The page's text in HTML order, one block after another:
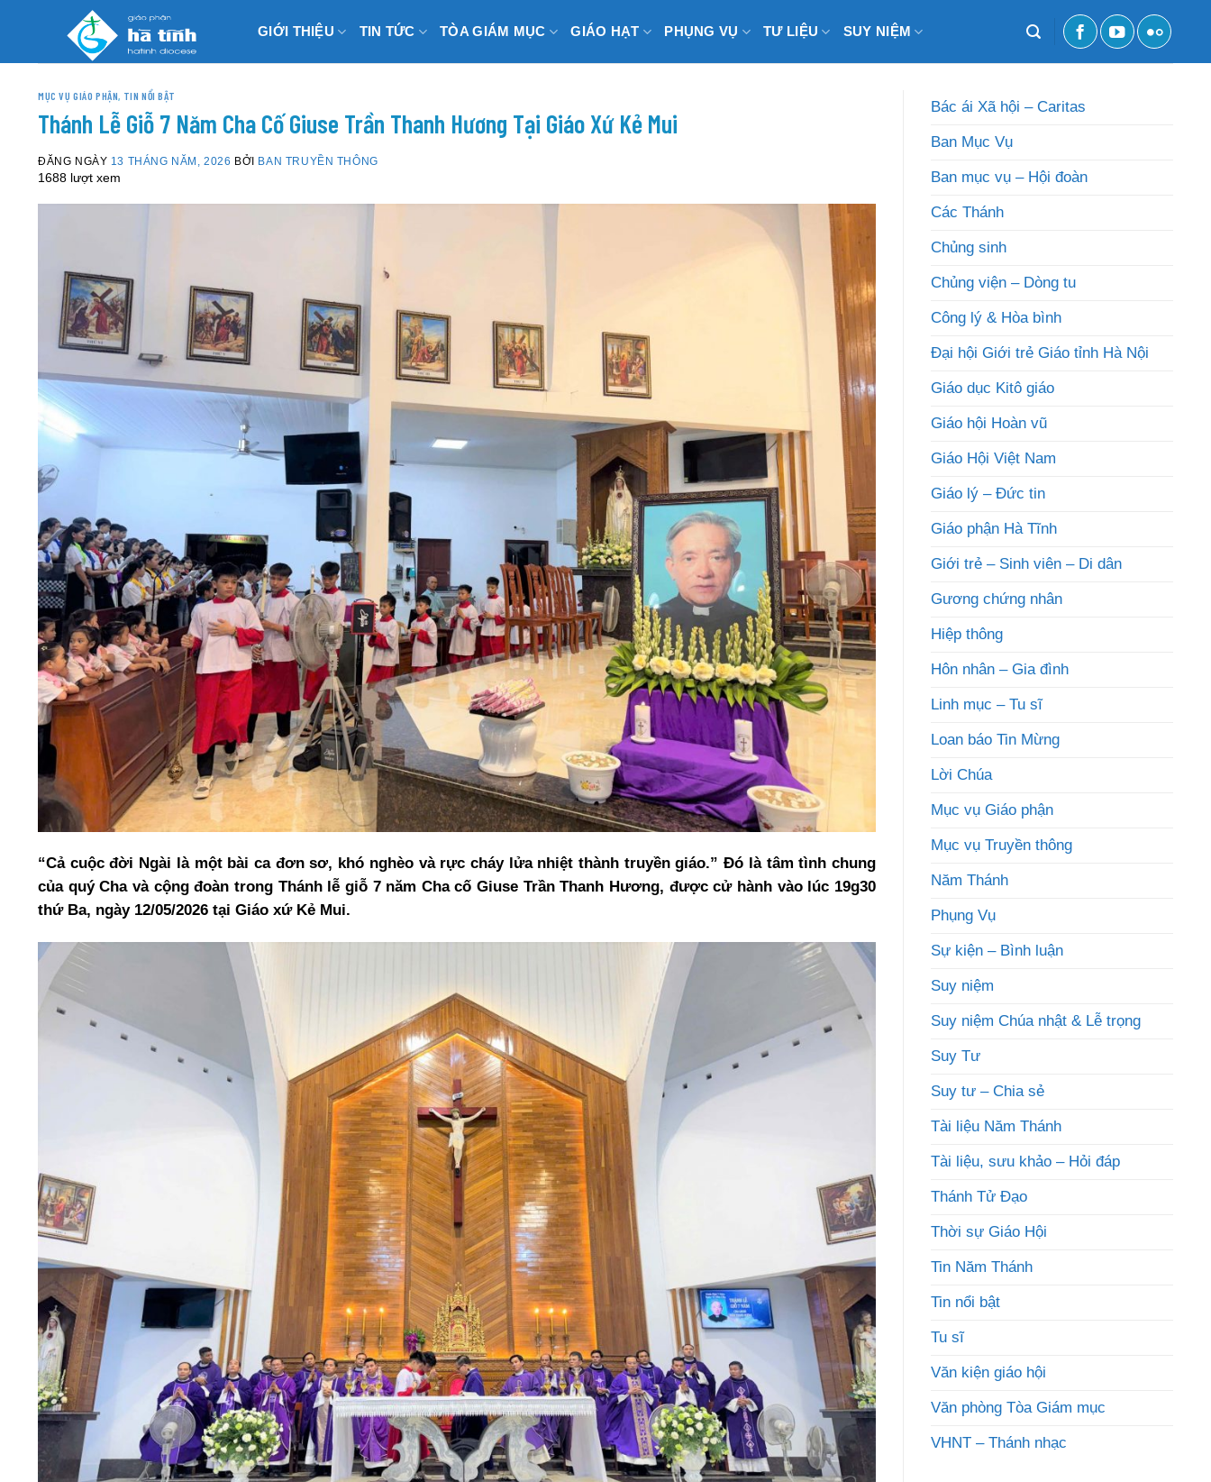
GIỚI THIỆU TIN TỨC TÒA GIÁM MỤC GIÁO HẠT PHỤNG VỤ TƯ LIỆU SUY NIỆM
MỤC VỤ GIÁO PHẬN, TIN NỔI BẬT
Thánh Lễ Giỗ 7 Năm Cha Cố Giuse Trần Thanh Hương Tại Giáo Xứ Kẻ Mui
ĐĂNG NGÀY 13 THÁNG NĂM, 2026 BỞI BAN TRUYỀN THÔNG
1688 lượt xem
“Cả cuộc đời Ngài là một bài ca đơn sơ, khó nghèo và rực cháy lửa nhiệt thành truyền giáo.” Đó là tâm tình chung
của quý Cha và cộng đoàn trong Thánh lễ giỗ 7 năm Cha cố Giuse Trần Thanh Hương, được cử hành vào lúc 19g30
thứ Ba, ngày 12/05/2026 tại Giáo xứ Kẻ Mui.
Bác ái Xã hội – Caritas
Ban Mục Vụ
Ban mục vụ – Hội đoàn
Các Thánh
Chủng sinh
Chủng viện – Dòng tu
Công lý & Hòa bình
Đại hội Giới trẻ Giáo tỉnh Hà Nội
Giáo dục Kitô giáo
Giáo hội Hoàn vũ
Giáo Hội Việt Nam
Giáo lý – Đức tin
Giáo phận Hà Tĩnh
Giới trẻ – Sinh viên – Di dân
Gương chứng nhân
Hiệp thông
Hôn nhân – Gia đình
Linh mục – Tu sĩ
Loan báo Tin Mừng
Lời Chúa
Mục vụ Giáo phận
Mục vụ Truyền thông
Năm Thánh
Phụng Vụ
Sự kiện – Bình luận
Suy niệm
Suy niệm Chúa nhật & Lễ trọng
Suy Tư
Suy tư – Chia sẻ
Tài liệu Năm Thánh
Tài liệu, sưu khảo – Hỏi đáp
Thánh Tử Đạo
Thời sự Giáo Hội
Tin Năm Thánh
Tin nổi bật
Tu sĩ
Văn kiện giáo hội
Văn phòng Tòa Giám mục
VHNT – Thánh nhạc